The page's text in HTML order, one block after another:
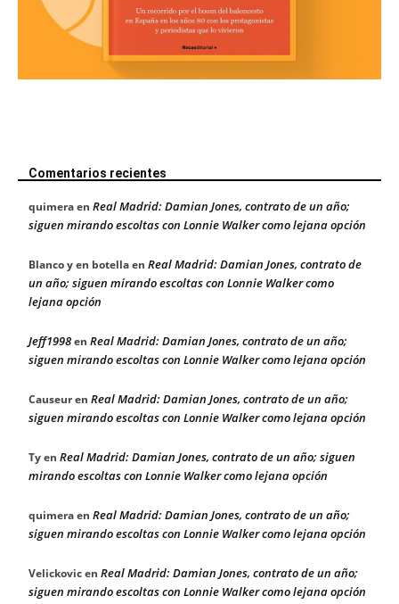
Comentarios recientes
quimeraen Real Madrid: Damian Jones, contrato de un año;
siguen mirando escoltas con Lonnie Walker como lejana opción
Blanco y en botellaen Real Madrid: Damian Jones, contrato de
un año; siguen mirando escoltas con Lonnie Walker como
lejana opción
Jeff1998en Real Madrid: Damian Jones, contrato de un año;
siguen mirando escoltas con Lonnie Walker como lejana opción
Causeuren Real Madrid: Damian Jones, contrato de un año;
siguen mirando escoltas con Lonnie Walker como lejana opción
Tyen Real Madrid: Damian Jones, contrato de un año; siguen
mirando escoltas con Lonnie Walker como lejana opción
quimeraen Real Madrid: Damian Jones, contrato de un año;
siguen mirando escoltas con Lonnie Walker como lejana opción
Velickovicen Real Madrid: Damian Jones, contrato de un año;
siguen mirando escoltas con Lonnie Walker como lejana opción